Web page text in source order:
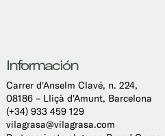
Información
Carrer d'Anselm Clavé, n. 224,
08186 – Lliçà d'Amunt, Barcelona
(+34) 933 459 129
vilagrasa@vilagrasa.com